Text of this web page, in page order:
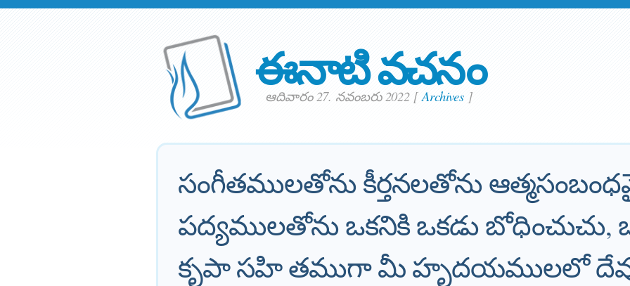
ఈనాటి వచనం
ఆదివారం 27. నవంబరు 2022 [Archives ]
సంగీతములతోను కీర్తనలతోను
పద్యములతోను ఒకనికి ఒకడు బోధించుచు,
కృపా సహి తముగా మీ హృదయములలో